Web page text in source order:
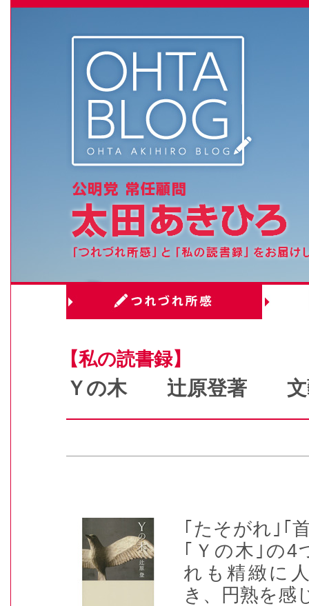
【私の読書録】
Ｙの木 辻原登著 文
｢たそがれ｣｢
｢Ｙの木｣の4
れも精緻に
き、円熟を感